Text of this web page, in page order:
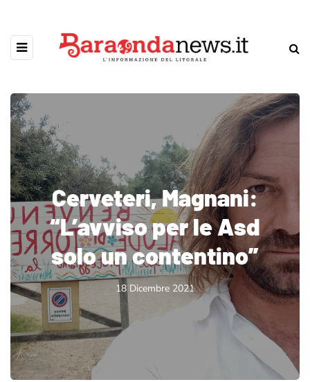
Cerveteri, Magnani:
“L’avviso per le Asd
solo un contentino”
18 Dicembre 2021